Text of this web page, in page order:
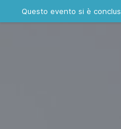
Questo evento si è